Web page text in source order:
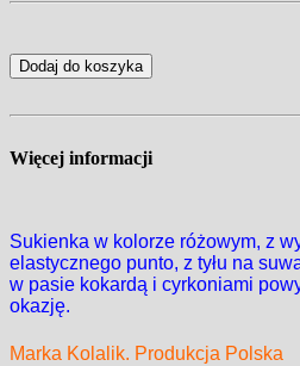
Dodaj do koszyka
Więcej informacji
Sukienka w kolorze różowym, z
elastycznego punto, z tyłu na
w pasie kokardą i cyrkoniami
okazję.
Marka Kolalik. Produkcja Polska